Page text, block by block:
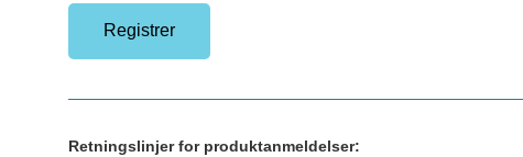
Retningslinjer for produktanmeldelser: